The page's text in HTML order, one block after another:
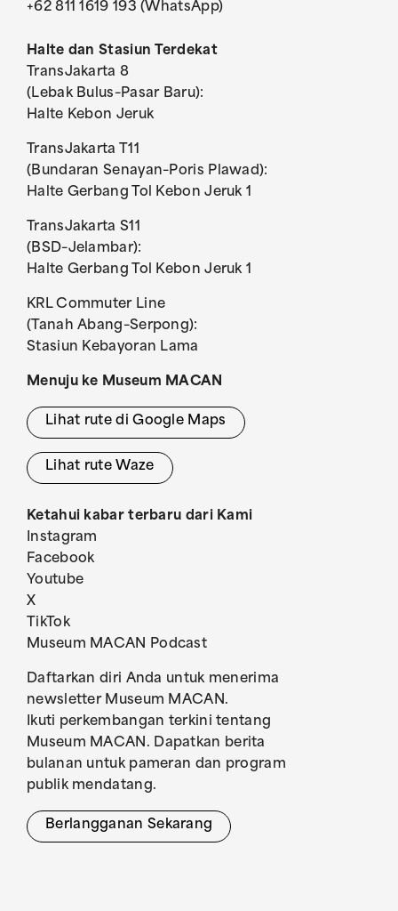
+62 811 1619 193 (WhatsApp)
Halte dan Stasiun Terdekat
TransJakarta 8
(Lebak Bulus–Pasar Baru):
Halte Kebon Jeruk
TransJakarta T11
(Bundaran Senayan–Poris Plawad):
Halte Gerbang Tol Kebon Jeruk 1
TransJakarta S11
(BSD–Jelambar):
Halte Gerbang Tol Kebon Jeruk 1
KRL Commuter Line
(Tanah Abang–Serpong):
Stasiun Kebayoran Lama
Menuju ke Museum MACAN
Lihat rute di Google Maps
Lihat rute Waze
Ketahui kabar terbaru dari Kami
Instagram
Facebook
Youtube
X
TikTok
Museum MACAN Podcast
Daftarkan diri Anda untuk menerima
newsletter Museum MACAN.
Ikuti perkembangan terkini tentang
Museum MACAN. Dapatkan berita
bulanan untuk pameran dan program
publik mendatang.
Berlangganan Sekarang